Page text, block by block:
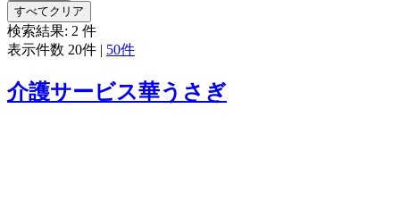
すべてクリア
検索結果: 2 件
表示件数 20件 | 50件
介護サービス華うさぎ